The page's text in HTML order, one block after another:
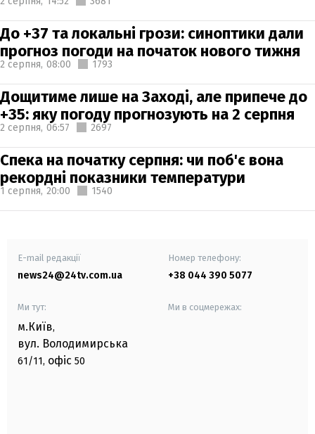
До +37 та локальні грози: синоптики дали
прогноз погоди на початок нового тижня
2 серпня, 08:00 1793
Дощитиме лише на Заході, але припече до
+35: яку погоду прогнозують на 2 серпня
2 серпня, 06:57 2697
Спека на початку серпня: чи поб'є вона
рекордні показники температури
1 серпня, 20:00 1540
E-mail редакції
news24@24tv.com.ua
Номер телефону:
+38 044 390 5077
Ми тут:
м.Київ,
вул. Володимирська
61/11, офіс 50
Ми в соцмережах: